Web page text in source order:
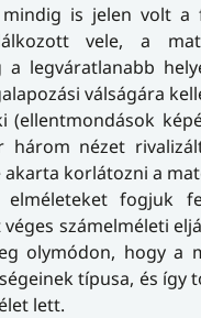
is jelen volt
vele, a
a legváratlanabb
válságára
három nézet
korlátozni a
fogjuk
számelméleti
olymódon, hogy a
típusa, és
lett.